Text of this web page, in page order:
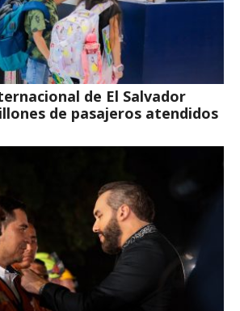
de El Salvador
de pasajeros atendidos